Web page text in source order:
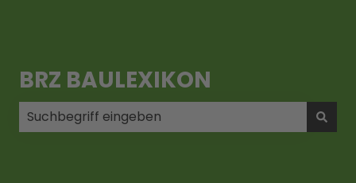
BRZ BAULEXIKON